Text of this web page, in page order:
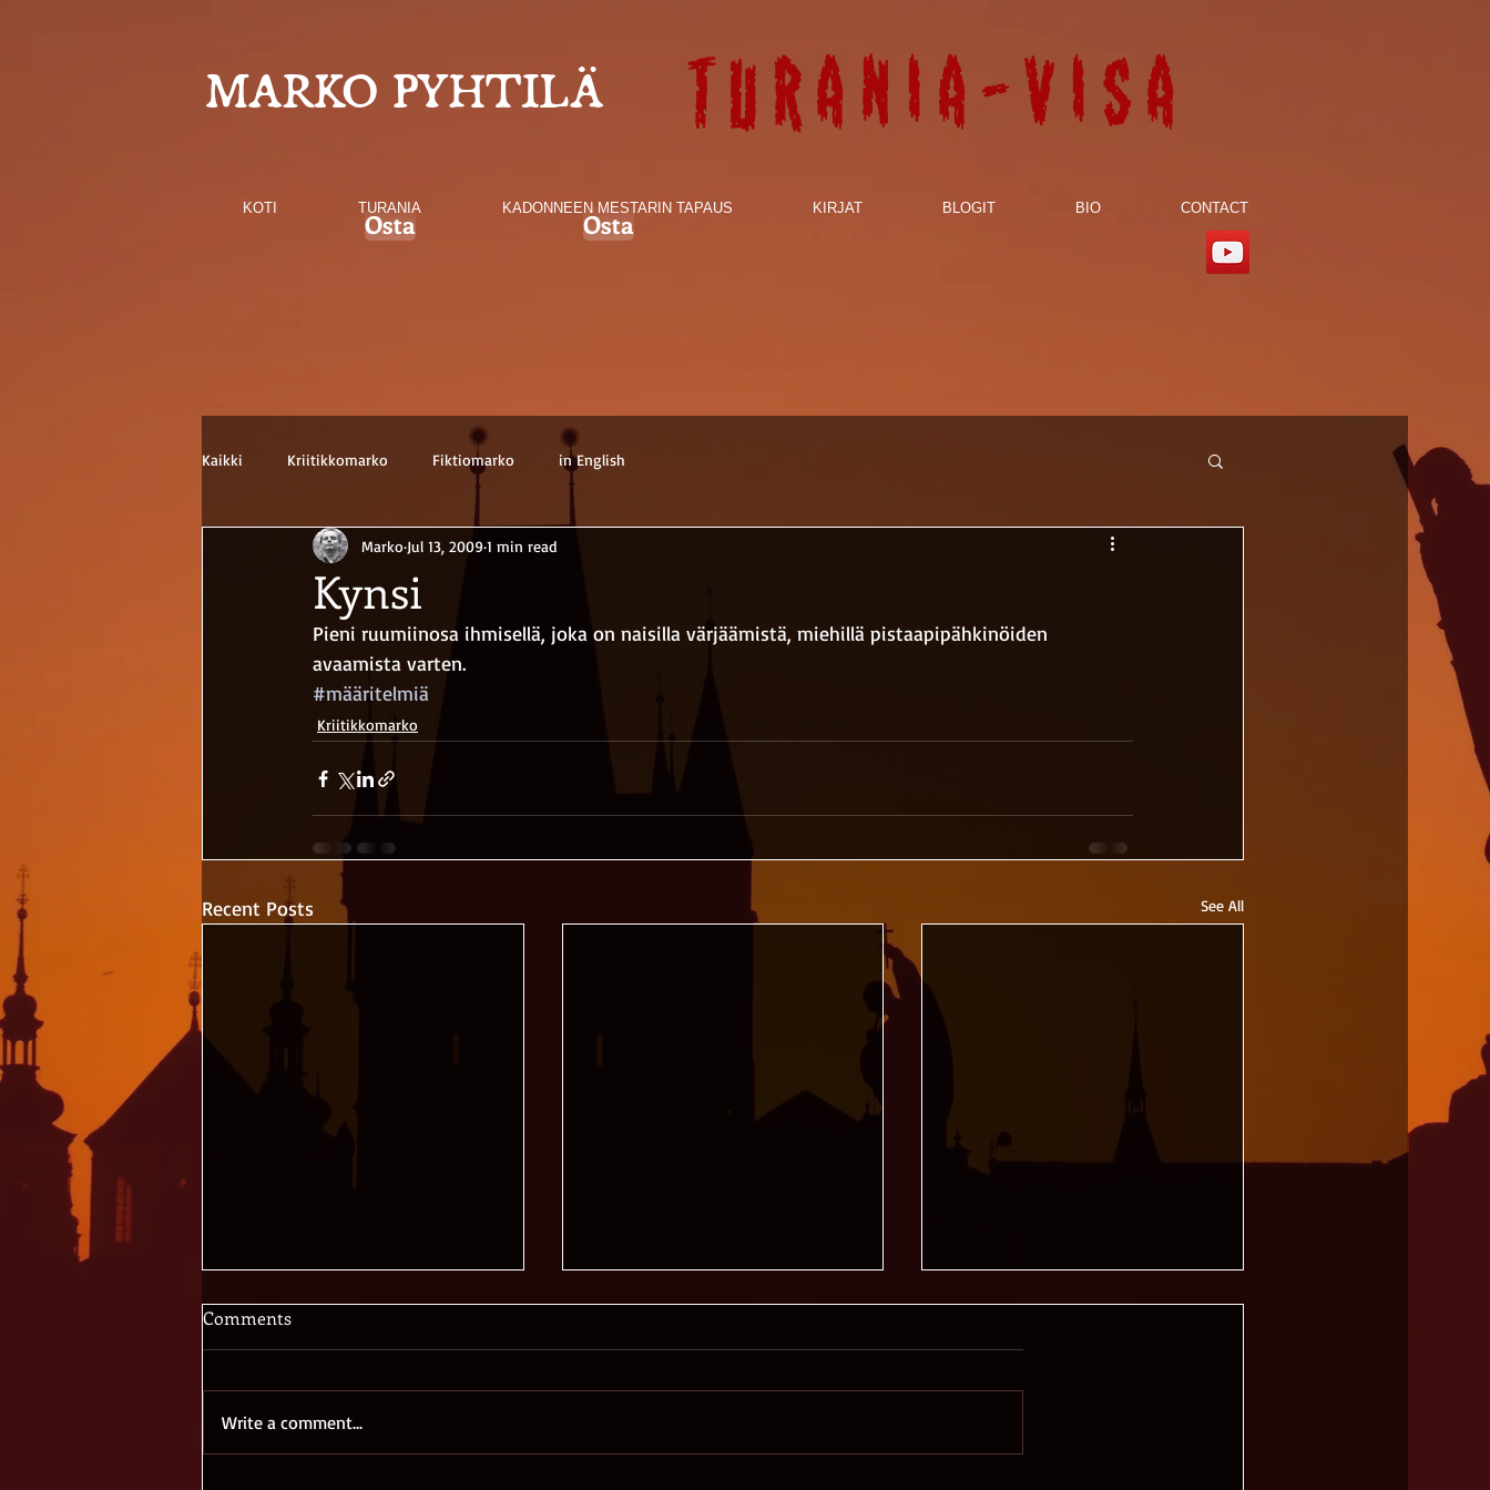
MARKO PYHTILÄ Turania-visa
KOTI TURANIA KADONNEEN MESTARIN TAPAUS KIRJAT BLOGIT BIO CONTACT
Osta Osta
Kaikki Kriitikkomarko Fiktiomarko in English
Kynsi
Marko Jul 13, 2009 1 min read
Pieni ruumiinosa ihmisellä, joka on naisilla värjäämistä, miehillä pistaapipähkinöiden
avaamista varten.
#määritelmiä
Kriitikkomarko
Recent Posts See All
Comments
Write a comment...